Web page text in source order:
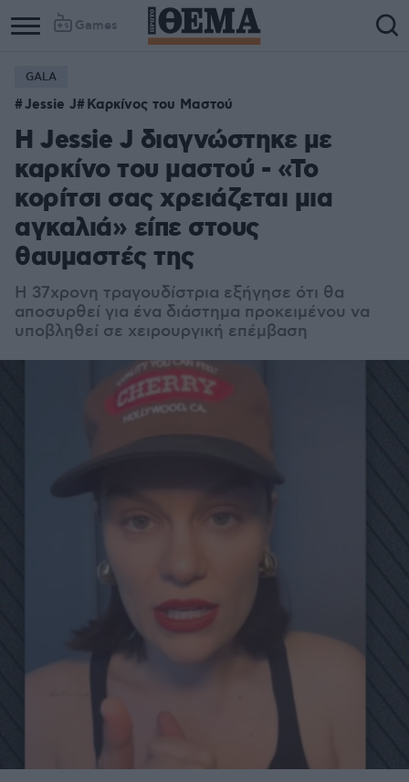
Games
GALA
Jessie J Καρκίνος του Μαστού
Η Jessie J διαγνώστηκε με
καρκίνο του μαστού - «Το
κορίτσι σας χρειάζεται μια
αγκαλιά» είπε στους
θαυμαστές της
Η 37χρονη τραγουδίστρια εξήγησε ότι θα
αποσυρθεί για ένα διάστημα προκειμένου να
υποβληθεί σε χειρουργική επέμβαση